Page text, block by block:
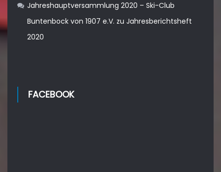
Jahreshauptversammlung 2020 – Ski-Club
Buntenbock von 1907 e.V. zuJahresberichtsheft
2020
FACEBOOK